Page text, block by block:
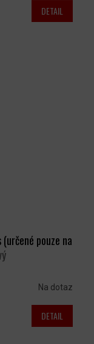
DETAIL
pouze na
Na dotaz
DETAIL